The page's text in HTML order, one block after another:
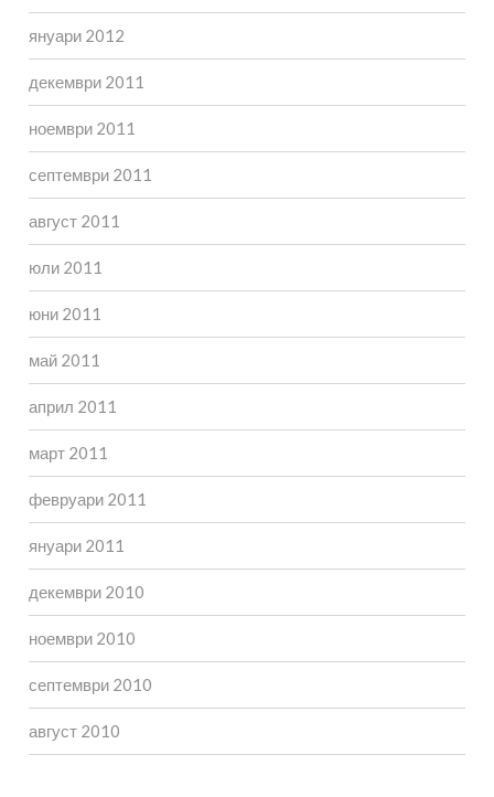
януари 2012
декември 2011
ноември 2011
септември 2011
август 2011
юли 2011
юни 2011
май 2011
април 2011
март 2011
февруари 2011
януари 2011
декември 2010
ноември 2010
септември 2010
август 2010